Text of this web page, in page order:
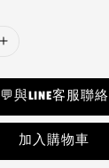
💬與LINE客服聯絡
加入購物車